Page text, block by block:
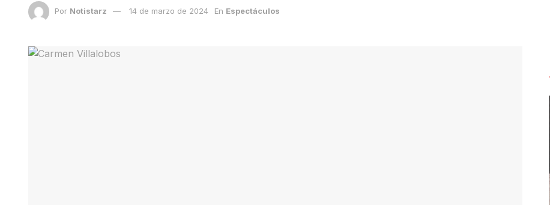
Por Notistarz 14 de marzo de 2024 En Espectáculos